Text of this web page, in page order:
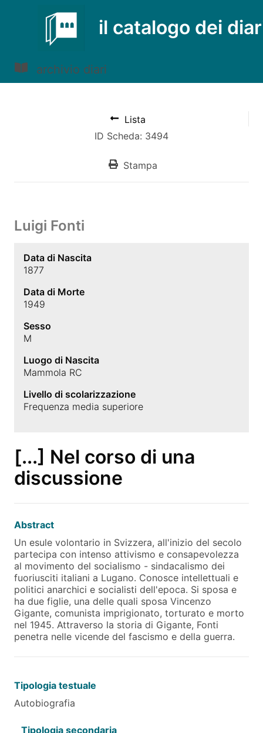
il catalogo dei
archivio diari
Lista
ID Scheda: 3494
Stampa
Luigi Fonti
Data di Nascita
1877
Data di Morte
1949
Sesso
M
Luogo di Nascita
Mammola RC
Livello di scolarizzazione
Frequenza media superiore
[...] Nel corso di una
discussione
Abstract
Un esule volontario in Svizzera, all'inizio del secolo
partecipa con intenso attivismo e consapevolezza
al movimento del socialismo - sindacalismo dei
fuoriusciti italiani a Lugano. Conosce intellettuali e
politici anarchici e socialisti dell'epoca. Si sposa e
ha due figlie, una delle quali sposa Vincenzo
Gigante, comunista imprigionato, torturato e morto
nel 1945. Attraverso la storia di Gigante, Fonti
penetra nelle vicende del fascismo e della guerra.
Tipologia testuale
Autobiografia
Tipologia secondaria